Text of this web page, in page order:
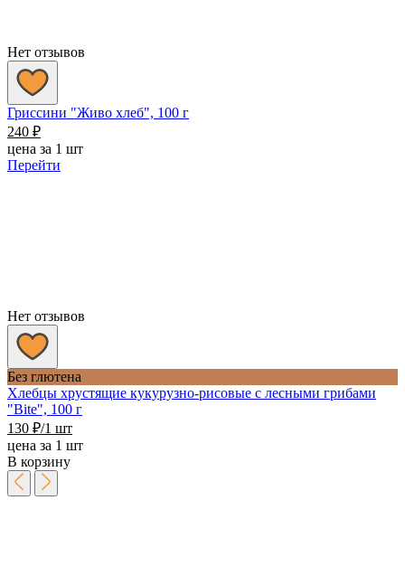
Нет отзывов
Гриссини "Живо хлеб", 100 г
240 ₽
цена за 1 шт
Перейти
Нет отзывов
Без глютена
Хлебцы хрустящие кукурузно-рисовые с лесными грибами
"Bite", 100 г
130 ₽/1 шт
цена за 1 шт
В корзину